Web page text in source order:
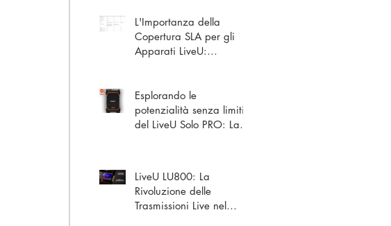
L'Importanza della
Copertura SLA per gli
Apparati LiveU:
Esplorando le
potenzialità senza limiti
del LiveU Solo PRO: La
LiveU LU800: La
Rivoluzione delle
Trasmissioni Live nel